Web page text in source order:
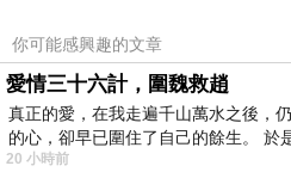
你可能感興趣的文章
愛情三十六計，圍魏救趙
真正的愛，在我走遍千山萬水之後，
的心，卻早已圍住了自己的餘生。 於
20 小時前